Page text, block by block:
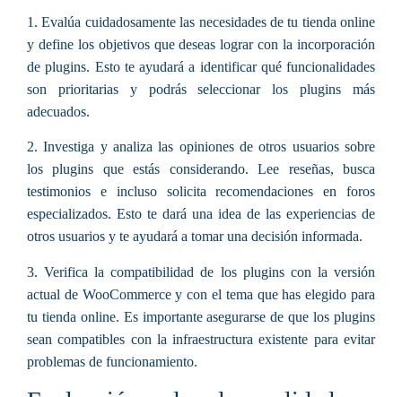
1. Evalúa cuidadosamente las necesidades de tu tienda online
y define los objetivos que deseas lograr con la incorporación
de plugins. Esto te ayudará a identificar qué funcionalidades
son prioritarias y podrás seleccionar los plugins más
adecuados.
2. Investiga y analiza las opiniones de otros usuarios sobre
los plugins que estás considerando. Lee reseñas, busca
testimonios e incluso solicita recomendaciones en foros
especializados. Esto te dará una idea de las experiencias de
otros usuarios y te ayudará a tomar una decisión informada.
3. Verifica la compatibilidad de los plugins con la versión
actual de WooCommerce y con el tema que has elegido para
tu tienda online. Es importante asegurarse de que los plugins
sean compatibles con la infraestructura existente para evitar
problemas de funcionamiento.